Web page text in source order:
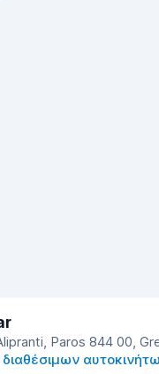
Paros 844 00,